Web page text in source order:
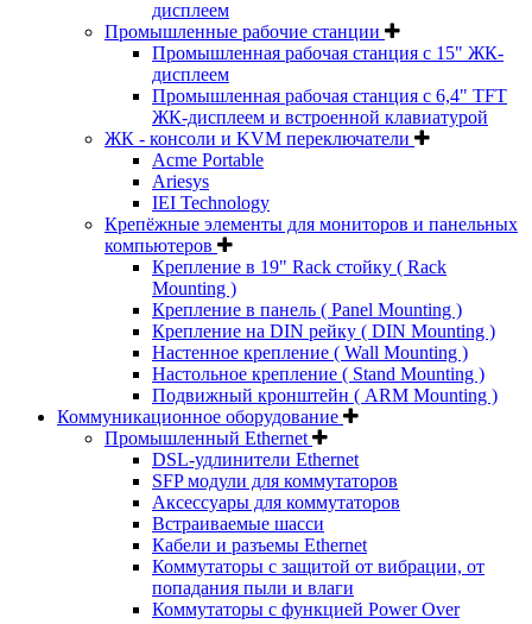
дисплеем
Промышленные рабочие станции
Промышленная рабочая станция с 15" ЖК-
дисплеем
Промышленная рабочая станция с 6,4" TFT
ЖК-дисплеем и встроенной клавиатурой
ЖК - консоли и KVM переключатели
Acme Portable
Ariesys
IEI Technology
Крепёжные элементы для мониторов и панельных
компьютеров
Крепление в 19" Rack стойку ( Rack
Mounting )
Крепление в панель ( Panel Mounting )
Крепление на DIN рейку ( DIN Mounting )
Настенное крепление ( Wall Mounting )
Настольное крепление ( Stand Mounting )
Подвижный кронштейн ( ARM Mounting )
Коммуникационное оборудование
Промышленный Ethernet
DSL-удлинители Ethernet
SFP модули для коммутаторов
Аксессуары для коммутаторов
Встраиваемые шасси
Кабели и разъемы Ethernet
Коммутаторы с защитой от вибрации, от
попадания пыли и влаги
Коммутаторы с функцией Power Over